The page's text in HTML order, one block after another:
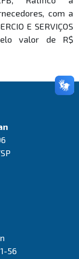
com a
E SERVIÇOS
pelo valor de R$
56